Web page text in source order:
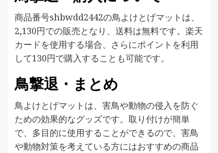
商品番号shbwdd2442の鳥よけとげマットは、
2,130円での販売となり、送料は無料です。楽天
カードを使用する場合、さらにポイントを利用
して130円で購入することも可能です。
鳥撃退・まとめ
鳥よけとげマットは、害鳥や動物の侵入を防ぐ
ための効果的なグッズです。取り付けが簡単
で、多目的に使用することができるので、害鳥
や動物対策を考えている方にはおすすめの商品